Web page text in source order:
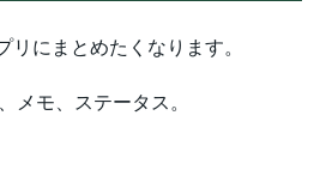
にまとめたくなります。
メモ、ステータス。